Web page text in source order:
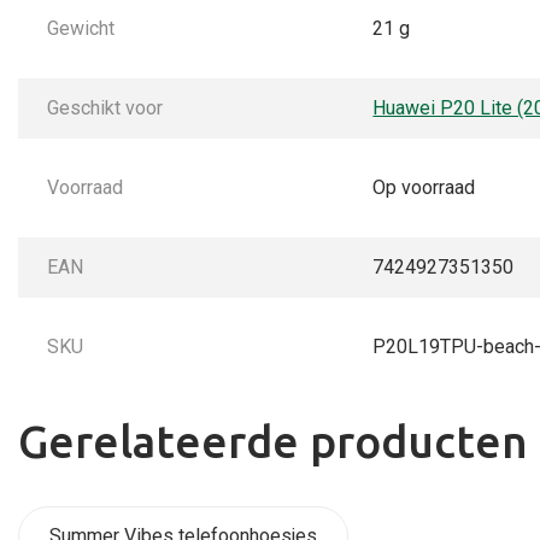
Gewicht 21 g
Geschikt voor Huawei P20 Lite
Voorraad Op voorraad
EAN 7424927351350
SKU P20L19TPU-
Gerelateerde producten